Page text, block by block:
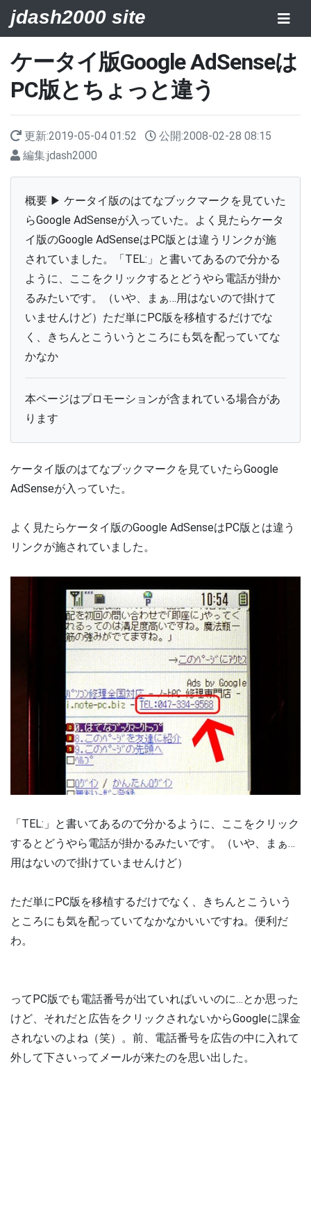
jdash2000 site
ケータイ版Google AdSenseは
PC版とちょっと違う
更新:2019-05-04 01:52 公開:2008-02-28 08:15
編集:jdash2000
概要 ▶ ケータイ版のはてなブックマークを見ていた
らGoogle AdSenseが入っていた。よく見たらケータ
イ版のGoogle AdSenseはPC版とは違うリンクが施
されていました。「TEL:」と書いてあるので分かる
ように、ここをクリックするとどうやら電話が掛か
るみたいです。（いや、まぁ…用はないので掛けて
いませんけど）ただ単にPC版を移植するだけでな
く、きちんとこういうところにも気を配っていてな
かなか
本ページはプロモーションが含まれている場合があ
ります
ケータイ版のはてなブックマークを見ていたらGoogle
AdSenseが入っていた。
よく見たらケータイ版のGoogle AdSenseはPC版とは違う
リンクが施されていました。
「TEL:」と書いてあるので分かるように、ここをクリック
するとどうやら電話が掛かるみたいです。（いや、まぁ…
用はないので掛けていませんけど）
ただ単にPC版を移植するだけでなく、きちんとこういう
ところにも気を配っていてなかなかいいですね。便利だ
わ。
ってPC版でも電話番号が出ていればいいのに…とか思った
けど、それだと広告をクリックされないからGoogleに課金
されないのよね（笑）。前、電話番号を広告の中に入れて
外して下さいってメールが来たのを思い出した。